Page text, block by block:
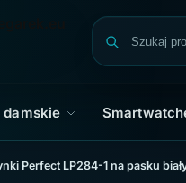
Perfect LP284-1 na pasku